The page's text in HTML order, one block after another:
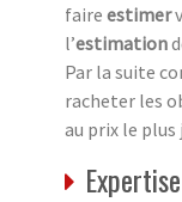
faire estimer
l’estimation
Par la suite
racheter les
au prix le plus